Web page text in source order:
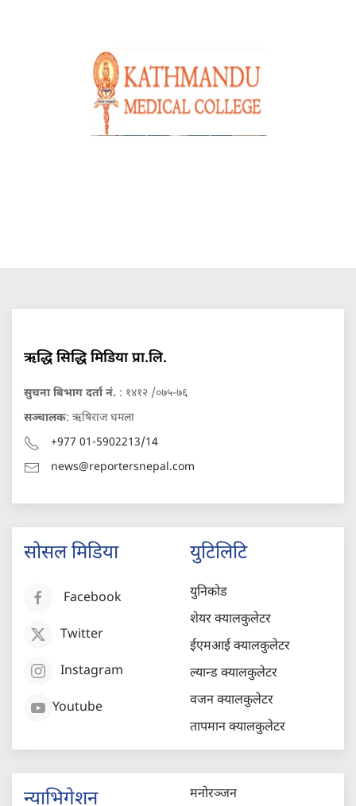
ऋद्धि सिद्धि मिडिया प्रा.लि.
सुचना बिभाग दर्ता नं. : १४१२ /०७५-७६
सञ्चालक: ऋषिराज धमला
+977 01-5902213/14
news@reportersnepal.com
सोसल मिडिया
Facebook
Twitter
Instagram
Youtube
युटिलिटि
युनिकोड
शेयर क्यालकुलेटर
ईएमआई क्यालकुलेटर
ल्यान्ड क्यालकुलेटर
वजन क्यालकुलेटर
तापमान क्यालकुलेटर
न्याभिगेशन मनोरञ्जन